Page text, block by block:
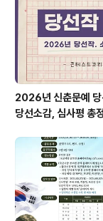
자- 4대보험 가입자 신
불가 ◎ 접수기간
수료 후 약 80개의 ..
2026년 신춘문예 당
당선소감, 심사평 총